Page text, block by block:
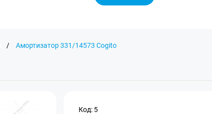
/ Амортизатор 331/14573 Cogito
Код: 5